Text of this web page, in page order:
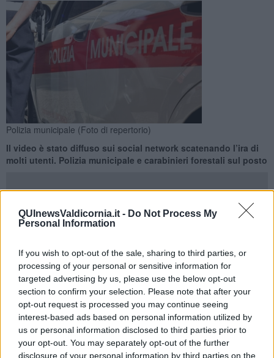
QUInewsValdicornia.it - Do Not Process My
Personal Information
If you wish to opt-out of the sale, sharing to third parties, or
processing of your personal or sensitive information for
targeted advertising by us, please use the below opt-out
section to confirm your selection. Please note that after your
opt-out request is processed you may continue seeing
interest-based ads based on personal information utilized by
us or personal information disclosed to third parties prior to
your opt-out. You may separately opt-out of the further
disclosure of your personal information by third parties on the
Polizia municipale (Foto di repertorio)
Il video è stato diffuso sui social network scatenando l’ira di
molti utenti. Polizia municipale e carabinieri forestali sul posto
maltrattamenti a un cane nel territorio di San Vincenzo è stato
diffuso sui social scatenando l’ira degli utenti.
Facendo seguito alle tante richieste di intervento e chiarimento,
l’Amministrazione comunale ha fatto sapere di essersi interessata
subito al problema già prima della diffusione del video.